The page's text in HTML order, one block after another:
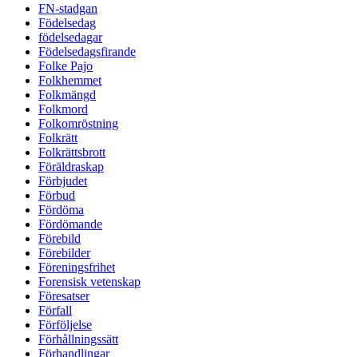
FN-stadgan
Födelsedag
födelsedagar
Födelsedagsfirande
Folke Pajo
Folkhemmet
Folkmängd
Folkmord
Folkomröstning
Folkrätt
Folkrättsbrott
Föräldraskap
Förbjudet
Förbud
Fördöma
Fördömande
Förebild
Förebilder
Föreningsfrihet
Forensisk vetenskap
Föresatser
Förfall
Förföljelse
Förhållningssätt
Förhandlingar